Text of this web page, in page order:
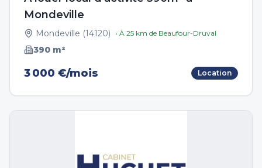
Mondeville
Mondeville (14120) • À 25 km de Beaufour-Druval
390 m²
3 000 €/mois Location